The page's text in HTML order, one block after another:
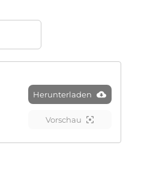
Herunterladen
Vorschau